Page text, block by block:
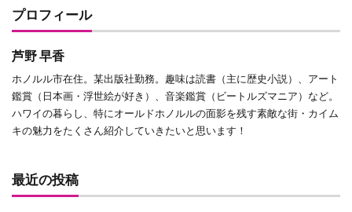
プロフィール
芦野 早香
ホノルル市在住。某出版社勤務。趣味は読書（主に歴史小説）、アート
鑑賞（日本画・浮世絵が好き）、音楽鑑賞（ビートルズマニア）など。
ハワイの暮らし、特にオールドホノルルの面影を残す素敵な街・カイム
キの魅力をたくさん紹介していきたいと思います！
最近の投稿